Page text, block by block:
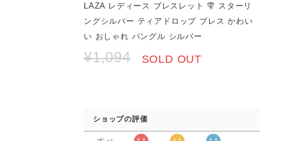
LAZA レディース ブレスレット 雫 スターリ
ングシルバー ティアドロップ ブレス かわい
い おしゃれ バングル シルバー
¥1,094 SOLD OUT
ショップの評価